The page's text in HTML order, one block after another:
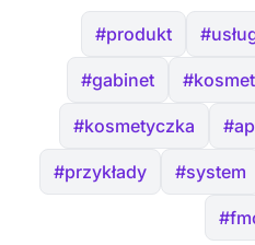
#produkt
#gabinet
#kosmetyczka
#przykłady #system